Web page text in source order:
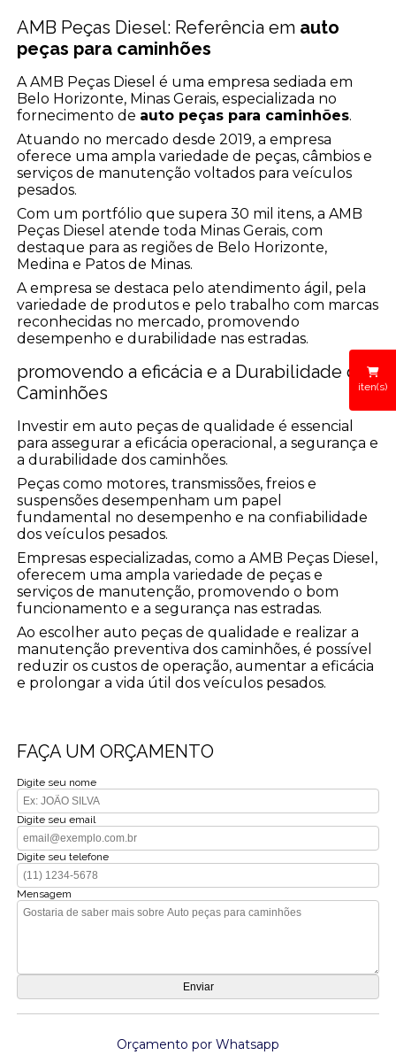
iten(s)
AMB Peças Diesel: Referência em auto
peças para caminhões
A AMB Peças Diesel é uma empresa sediada em
Belo Horizonte, Minas Gerais, especializada no
fornecimento de auto peças para caminhões.
Atuando no mercado desde 2019, a empresa
oferece uma ampla variedade de peças, câmbios e
serviços de manutenção voltados para veículos
pesados.
Com um portfólio que supera 30 mil itens, a AMB
Peças Diesel atende toda Minas Gerais, com
destaque para as regiões de Belo Horizonte,
Medina e Patos de Minas.
A empresa se destaca pelo atendimento ágil, pela
variedade de produtos e pelo trabalho com marcas
reconhecidas no mercado, promovendo
desempenho e durabilidade nas estradas.
promovendo a eficácia e a Durabilidade dos
Caminhões
Investir em auto peças de qualidade é essencial
para assegurar a eficácia operacional, a segurança e
a durabilidade dos caminhões.
Peças como motores, transmissões, freios e
suspensões desempenham um papel
fundamental no desempenho e na confiabilidade
dos veículos pesados.
Empresas especializadas, como a AMB Peças Diesel,
oferecem uma ampla variedade de peças e
serviços de manutenção, promovendo o bom
funcionamento e a segurança nas estradas.
Ao escolher auto peças de qualidade e realizar a
manutenção preventiva dos caminhões, é possível
reduzir os custos de operação, aumentar a eficácia
e prolongar a vida útil dos veículos pesados.
FAÇA UM ORÇAMENTO
Digite seu nome
Digite seu email
Digite seu telefone
Mensagem
Orçamento por Whatsapp